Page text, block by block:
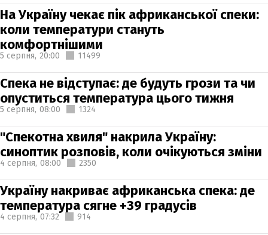
На Україну чекає пік африканської спеки:
коли температури стануть
комфортнішими
5 серпня, 20:00 11499
Спека не відступає: де будуть грози та чи
опуститься температура цього тижня
5 серпня, 08:00 1324
"Спекотна хвиля" накрила Україну:
синоптик розповів, коли очікуються зміни
4 серпня, 08:00 2350
Україну накриває африканська спека: де
температура сягне +39 градусів
4 серпня, 07:32 914